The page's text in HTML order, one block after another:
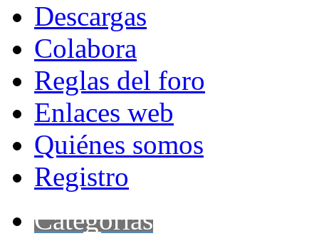
Descargas
Colabora
Reglas del foro
Enlaces web
Quiénes somos
Registro
Categorías